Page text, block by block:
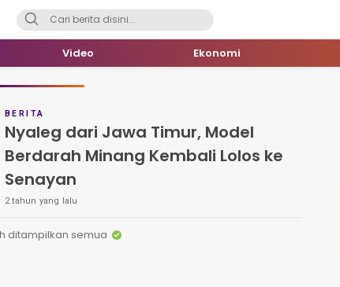
Video Ekonomi
BERITA
Nyaleg dari Jawa Timur, Model
Berdarah Minang Kembali Lolos ke
Senayan
2 tahun yang lalu
ditampilkan semua